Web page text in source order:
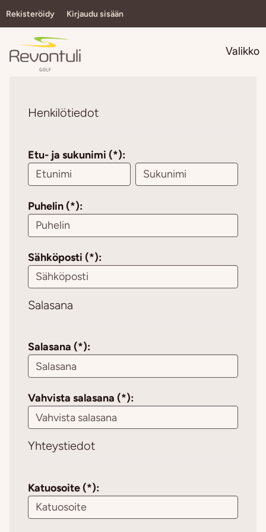
Rekisteröidy Kirjaudu sisään
Valikko
Henkilötiedot
Etu- ja sukunimi (*):
Puhelin (*):
Sähköposti (*):
Salasana
Salasana (*):
Vahvista salasana (*):
Yhteystiedot
Katuosoite (*):